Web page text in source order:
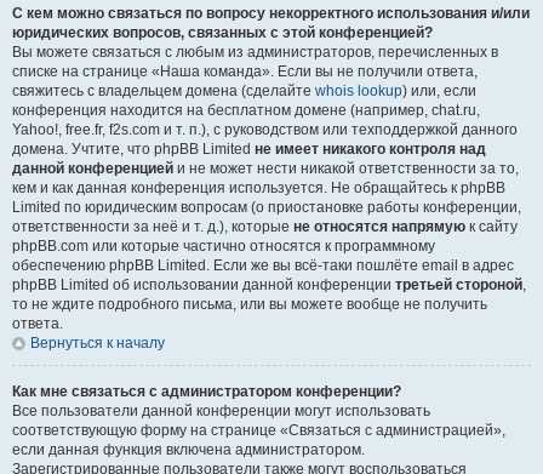
С кем можно связаться по вопросу некорректного использования и/или
юридических вопросов, связанных с этой конференцией?
Вы можете связаться с любым из администраторов, перечисленных в
списке на странице «Наша команда». Если вы не получили ответа,
свяжитесь с владельцем домена (сделайте whois lookup) или, если
конференция находится на бесплатном домене (например, chat.ru,
Yahoo!, free.fr, f2s.com и т. п.), с руководством или техподдержкой данного
домена. Учтите, что phpBB Limited не имеет никакого контроля над
данной конференцией и не может нести никакой ответственности за то,
кем и как данная конференция используется. Не обращайтесь к phpBB
Limited по юридическим вопросам (о приостановке работы конференции,
ответственности за неё и т. д.), которые не относятся напрямую к сайту
phpBB.com или которые частично относятся к программному
обеспечению phpBB Limited. Если же вы всё-таки пошлёте email в адрес
phpBB Limited об использовании данной конференции третьей стороной,
то не ждите подробного письма, или вы можете вообще не получить
ответа.
Вернуться к началу
Как мне связаться с администратором конференции?
Все пользователи данной конференции могут использовать
соответствующую форму на странице «Связаться с администрацией»,
если данная функция включена администратором.
Зарегистрированные пользователи также могут воспользоваться